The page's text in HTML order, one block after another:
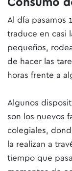
Consumo
Al día pasamos
traduce en casi
pequeños,
de hacer las
horas frente a
Algunos
son los nuevos
colegiales,
la realizan a
tiempo que